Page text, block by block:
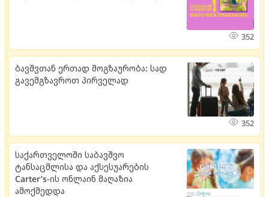
352
ბავშვთან ერთად მოგზაურობა: სად
გავემგზავროთ პირველად
352
საქართველოში საბავშვო
ტანსაცმლისა და აქსესუარების
Carter’s-ის ონლაინ მაღაზია
ამოქმედდა